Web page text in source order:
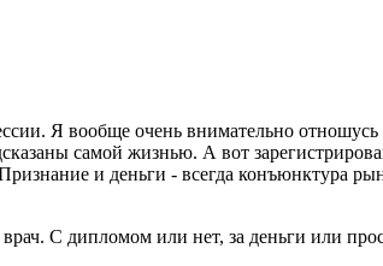
Я вообще очень внимательно
самой жизнью. А вот
и деньги - всегда конъюнктура
С дипломом или нет, за деньги или